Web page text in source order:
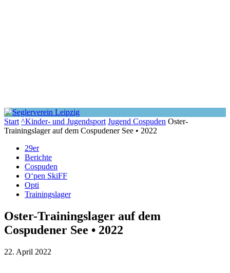
Start ^Kinder- und Jugendsport Jugend Cospuden Oster-
Trainingslager auf dem Cospudener See • 2022
29er
Berichte
Cospuden
O‘pen SkiFF
Opti
Trainingslager
Oster-Trainingslager auf dem
Cospudener See • 2022
22. April 2022